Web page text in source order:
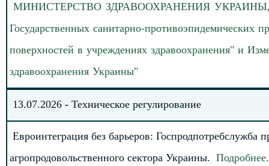
МИНИСТЕРСТВО ЗДРАВООХРАНЕНИЯ УКРАИНЫ,
Государственных санитарно-
поверхностей в учреждениях здравоохранения" и
здравоохранения Украины"
13.07.2026 - Техническое регулирование
Евроинтеграция без барьеров:
агропродовольственного сектора Украины. Подробнее.